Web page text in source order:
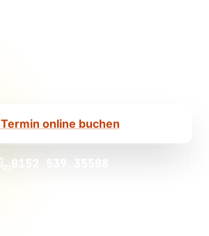
Termin online buchen
0152 539 35508